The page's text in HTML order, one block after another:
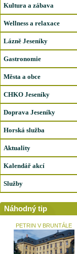
Kultura a zábava
Wellness a relaxace
Lázně Jeseníky
Gastronomie
Města a obce
CHKO Jeseníky
Doprava Jeseníky
Horská služba
Aktuality
Kalendář akcí
Služby
Náhodný tip
PETRIN V BRUNTÁLE